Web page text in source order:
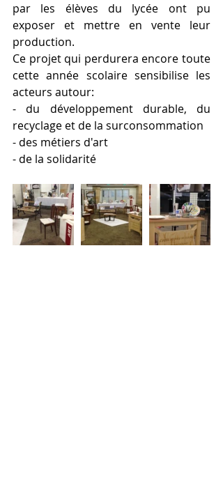
par les élèves du lycée ont pu
exposer et mettre en vente leur
production.
Ce projet qui perdurera encore toute
cette année scolaire sensibilise les
acteurs autour:
- du développement durable, du
recyclage et de la surconsommation
- des métiers d'art
- de la solidarité